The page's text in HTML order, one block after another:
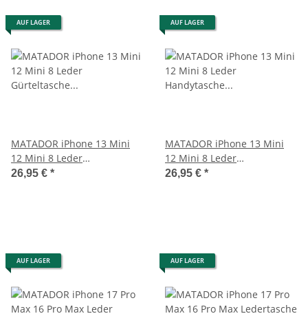
AUF LAGER
MATADOR iPhone 13 Mini
12 Mini 8 Leder
Gürteltasche Quer Schwarz
26,95 € *
AUF LAGER
MATADOR iPhone 13 Mini
12 Mini 8 Leder
Handytasche Vintage Braun
26,95 € *
AUF LAGER AUF LAGER